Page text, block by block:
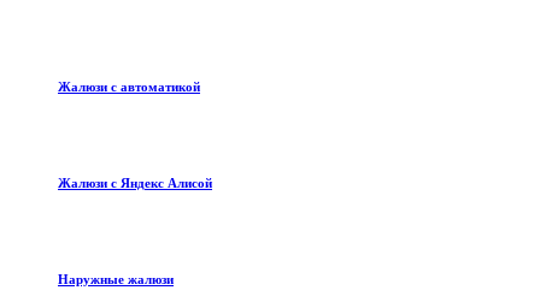
Жалюзи с автоматикой
Жалюзи с Яндекс Алисой
Наружные жалюзи